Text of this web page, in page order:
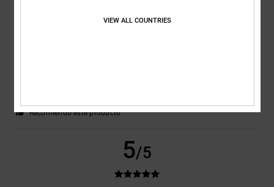
Recomiendo este producto
5/5
VIEW ALL COUNTRIES